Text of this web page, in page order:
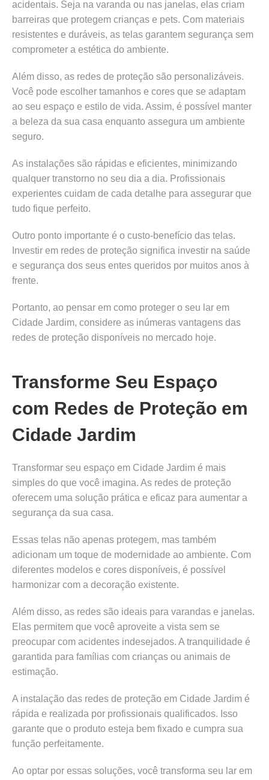
acidentais. Seja na varanda ou nas janelas, elas criam
barreiras que protegem crianças e pets. Com materiais
resistentes e duráveis, as telas garantem segurança sem
comprometer a estética do ambiente.
Além disso, as redes de proteção são personalizáveis.
Você pode escolher tamanhos e cores que se adaptam
ao seu espaço e estilo de vida. Assim, é possível manter
a beleza da sua casa enquanto assegura um ambiente
seguro.
As instalações são rápidas e eficientes, minimizando
qualquer transtorno no seu dia a dia. Profissionais
experientes cuidam de cada detalhe para assegurar que
tudo fique perfeito.
Outro ponto importante é o custo-benefício das telas.
Investir em redes de proteção significa investir na saúde
e segurança dos seus entes queridos por muitos anos à
frente.
Portanto, ao pensar em como proteger o seu lar em
Cidade Jardim, considere as inúmeras vantagens das
redes de proteção disponíveis no mercado hoje.
Transforme Seu Espaço
com Redes de Proteção em
Cidade Jardim
Transformar seu espaço em Cidade Jardim é mais
simples do que você imagina. As redes de proteção
oferecem uma solução prática e eficaz para aumentar a
segurança da sua casa.
Essas telas não apenas protegem, mas também
adicionam um toque de modernidade ao ambiente. Com
diferentes modelos e cores disponíveis, é possível
harmonizar com a decoração existente.
Além disso, as redes são ideais para varandas e janelas.
Elas permitem que você aproveite a vista sem se
preocupar com acidentes indesejados. A tranquilidade é
garantida para famílias com crianças ou animais de
estimação.
A instalação das redes de proteção em Cidade Jardim é
rápida e realizada por profissionais qualificados. Isso
garante que o produto esteja bem fixado e cumpra sua
função perfeitamente.
Ao optar por essas soluções, você transforma seu lar em